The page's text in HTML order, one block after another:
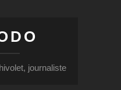
journaliste